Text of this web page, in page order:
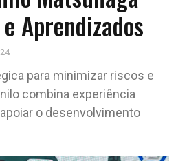
Aprendizados
para minimizar riscos e
combina experiência
o desenvolvimento